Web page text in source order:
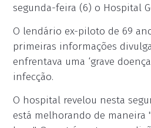
segunda-feira (6) o Hospital
O lendário ex-piloto de 69
primeiras informações
enfrentava uma ‘grave
infecção.
O hospital revelou nesta
está melhorando de